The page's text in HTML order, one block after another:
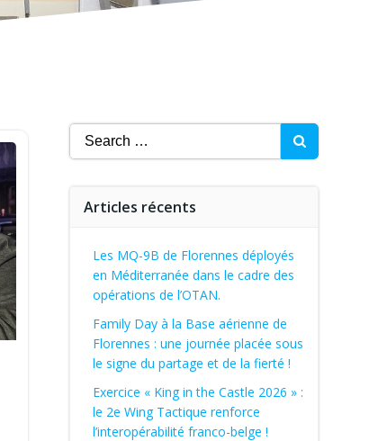
Search
for:
Articles récents
Les MQ-9B de Florennes déployés
en Méditerranée dans le cadre des
opérations de l’OTAN.
Family Day à la Base aérienne de
Florennes : une journée placée sous
le signe du partage et de la fierté !
Exercice « King in the Castle 2026 » :
le 2e Wing Tactique renforce
l’interopérabilité franco-belge !